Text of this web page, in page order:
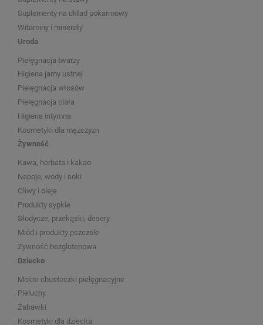
Suplementy na układ pokarmowy
Witaminy i minerały
Uroda
Pielęgnacja twarzy
Higiena jamy ustnej
Pielęgnacja włosów
Pielęgnacja ciała
Higiena intymna
Kosmetyki dla mężczyzn
Żywność
Kawa, herbata i kakao
Napoje, wody i soki
Oliwy i oleje
Produkty sypkie
Słodycze, przekąski, desery
Miód i produkty pszczele
Żywność bezglutenowa
Dziecko
Mokre chusteczki pielęgnacyjne
Pieluchy
Zabawki
Kosmetyki dla dziecka